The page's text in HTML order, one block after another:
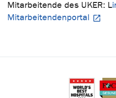
Mitarbeitende des UKER: L
Mitarbeitendenportal